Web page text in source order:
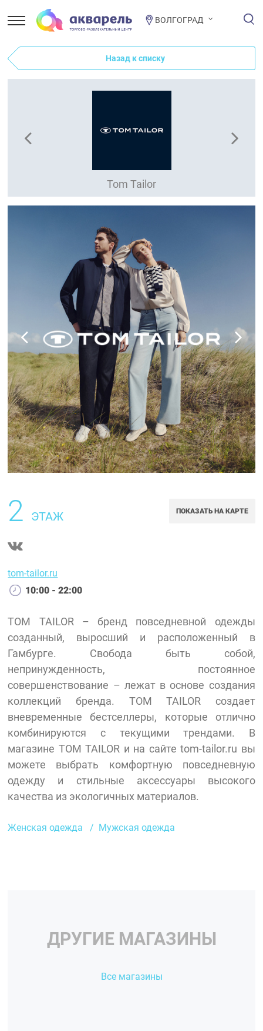
ВОЛГОГРАД
Назад к списку
Tom Tailor
2 ЭТАЖ ПОКАЗАТЬ НА КАРТЕ
tom-tailor.ru
10:00 - 22:00
TOM TAILOR – бренд повседневной одежды
созданный, выросший и расположенный в
Гамбурге. Свобода быть собой,
непринужденность, постоянное
совершенствование – лежат в основе создания
коллекций бренда. TOM TAILOR создает
вневременные бестселлеры, которые отлично
комбинируются с текущими трендами. В
магазине TOM TAILOR и на сайте tom-tailor.ru вы
можете выбрать комфортную повседневную
одежду и стильные аксессуары высокого
качества из экологичных материалов.
Женская одежда Мужская одежда
ДРУГИЕ МАГАЗИНЫ
Все магазины